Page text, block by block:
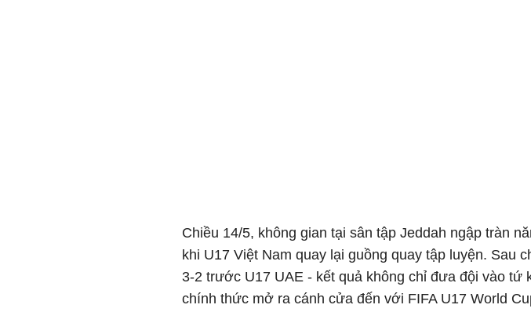
Chiều 14/5, không gian tại sân tập Jeddah ngập tràn
khi U17 Việt Nam quay lại guồng quay tập luyện. Sau
3-2 trước U17 UAE - kết quả không chỉ đưa đội vào tứ
chính thức mở ra cánh cửa đến với FIFA U17 World